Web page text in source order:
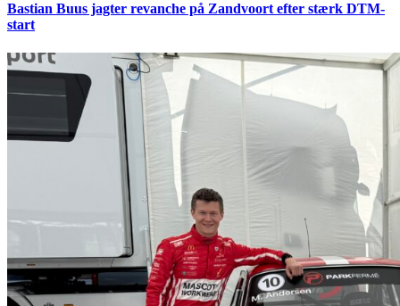
Bastian Buus jagter revanche på Zandvoort efter stærk DTM-
start